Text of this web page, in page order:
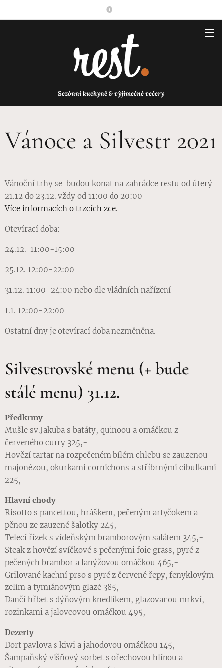
Sezónní kuchyně & výjimečné večery
Vánoce a Silvestr 2021
Vánoční trhy se budou konat na zahrádce restu od úterý
21.12 do 23.12. vždy od 11:00 do 20:00
Více informacích o trzcích zde.
Otevírací doba:
24.12. 11:00-15:00
25.12. 12:00-22:00
31.12. 11:00-24:00 nebo dle vládních nařízení
1.1. 12:00-22:00
Ostatní dny je otevírací doba nezměněna.
Silvestrovské menu (+ bude
stálé menu) 31.12.
Předkrmy
Mušle sv.Jakuba s batáty, quinoou a omáčkou z
červeného curry 325,-
Hovězí tartar na rozpečeném bílém chlebu se zauzenou
majonézou, okurkami cornichons a stříbrnými cibulkami
225,-
Hlavní chody
Risotto s pancettou, hráškem, pečeným artyčokem a
pěnou ze zauzené šalotky 245,-
Telecí řízek s vídeňským bramborovým salátem 345,-
Steak z hovězí svíčkové s pečenými foie grass, pyré z
pečených brambor a lanýžovou omáčkou 465,-
Grilované kachní prso s pyré z červené řepy, fenyklovým
zelím a tymiánovým glazé 385,-
Dančí hřbet s dýňovým knedlíkem, glazovanou mrkví,
rozinkami a jalovcovou omáčkou 495,-
Dezerty
Dort pavlova s kiwi a jahodovou omáčkou 145,-
Šampaňský višňový sorbet s ořechovou hlínou a